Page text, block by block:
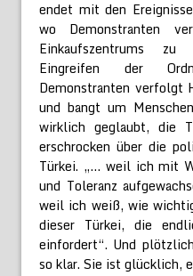
endet mit den
wo Demonstranten
Einkaufszentrums
Eingreifen der
Demonstranten verfolgt
und bangt um
wirklich geglaubt, die
erschrocken über die
Türkei. „… weil ich mit
und Toleranz
weil ich weiß, wie
dieser Türkei, die
einfordert“. Und
so klar. Sie ist glücklich,